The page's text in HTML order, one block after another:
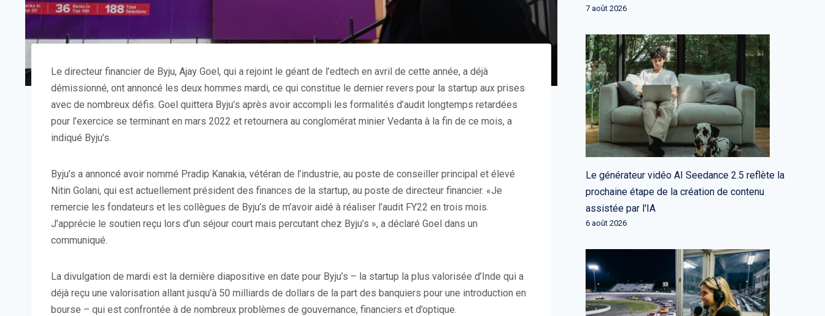
Le directeur financier de Byju, Ajay Goel, qui a rejoint le géant de l’edtech en avril de cette année, a déjà
démissionné, ont annoncé les deux hommes mardi, ce qui constitue le dernier revers pour la startup aux prises
avec de nombreux défis. Goel quittera Byju’s après avoir accompli les formalités d’audit longtemps retardées
pour l’exercice se terminant en mars 2022 et retournera au conglomérat minier Vedanta à la fin de ce mois, a
indiqué Byju’s.
Byju’s a annoncé avoir nommé Pradip Kanakia, vétéran de l’industrie, au poste de conseiller principal et élevé
Nitin Golani, qui est actuellement président des finances de la startup, au poste de directeur financier. «Je
remercie les fondateurs et les collègues de Byju’s de m’avoir aidé à réaliser l’audit FY22 en trois mois.
J’apprécie le soutien reçu lors d’un séjour court mais percutant chez Byju’s », a déclaré Goel dans un
communiqué.
La divulgation de mardi est la dernière diapositive en date pour Byju’s – la startup la plus valorisée d’Inde qui a
déjà reçu une valorisation allant jusqu’à 50 milliards de dollars de la part des banquiers pour une introduction en
bourse – qui est confrontée à de nombreux problèmes de gouvernance, financiers et d’optique.
7 août 2026
Le générateur vidéo AI Seedance 2.5 reflète la
prochaine étape de la création de contenu
assistée par l'IA
6 août 2026